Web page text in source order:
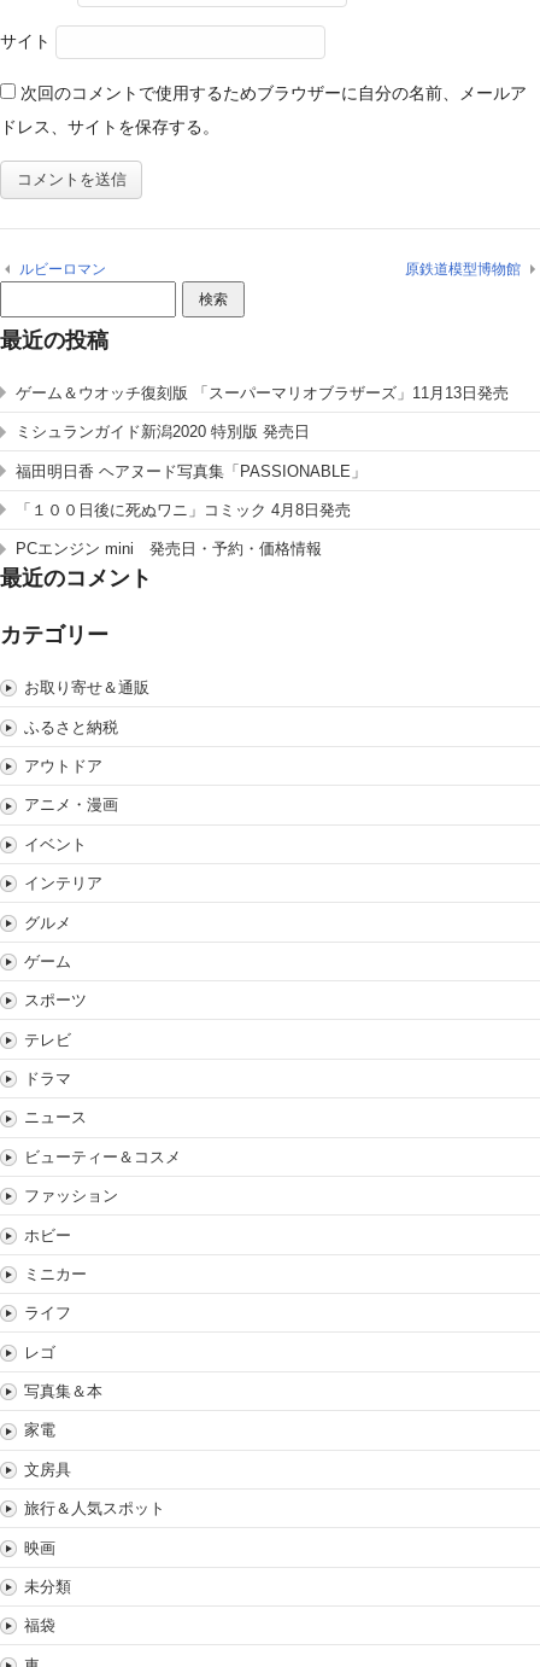
サイト
次回のコメントで使用するためブラウザーに自分の名前、メールア
ドレス、サイトを保存する。
ルビーロマン 原鉄道模型博物館
索:
最近の投稿
ゲーム＆ウオッチ復刻版 「スーパーマリオブラザーズ」11月13日発売
ミシュランガイド新潟2020 特別版 発売日
福田明日香 ヘアヌード写真集「PASSIONABLE」
「１００日後に死ぬワニ」コミック 4月8日発売
PCエンジン mini 発売日・予約・価格情報
最近のコメント
カテゴリー
お取り寄せ＆通販
ふるさと納税
アウトドア
アニメ・漫画
イベント
インテリア
グルメ
ゲーム
スポーツ
テレビ
ドラマ
ニュース
ビューティー＆コスメ
ファッション
ホビー
ミニカー
ライフ
レゴ
写真集＆本
家電
文房具
旅行＆人気スポット
映画
未分類
福袋